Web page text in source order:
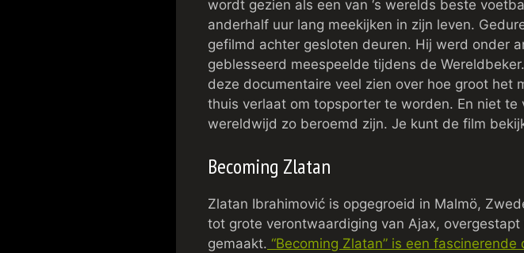
wordt gezien als een van ‘s werelds beste
anderhalf uur lang meekijken in zijn leven.
gefilmd achter gesloten deuren. Hij werd onder
geblesseerd meespeelde tijdens de
deze documentaire veel zien over hoe groot het
thuis verlaat om topsporter te worden. En niet
wereldwijd zo beroemd zijn. Je kunt de film
Becoming Zlatan
Zlatan Ibrahimović is opgegroeid in Malmö,
tot grote verontwaardiging van Ajax,
gemaakt. “Becoming Zlatan” is een fascinerende